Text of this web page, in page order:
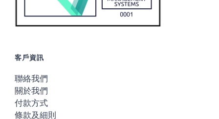
客戶資訊
聯絡我們
關於我們
付款方式
條款及細則